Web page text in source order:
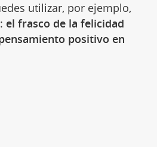
utilizar, por ejemplo,
el frasco de la felicidad
positivo en